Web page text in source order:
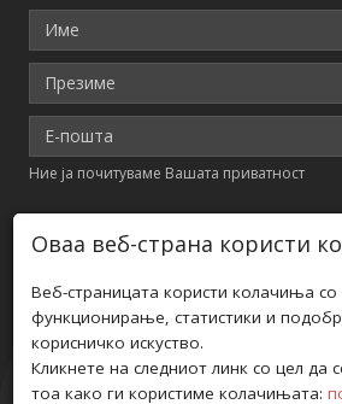
Ние ја почитуваме Вашата приватност
Адреса: 5та Прилепска Бригада бр. 8
Телефон: +389 (0) 70 208 656
Е-пошта: estrada@t.mk
Оваа веб-страна користи
Веб-страницата користи колачиња
функционирање, статистики и
корисничко искуство.
Кликнете на следниот линк со цел да
тоа како ги користиме колачињата: